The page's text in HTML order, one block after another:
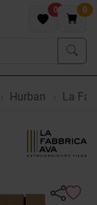
0 0
Hurban La